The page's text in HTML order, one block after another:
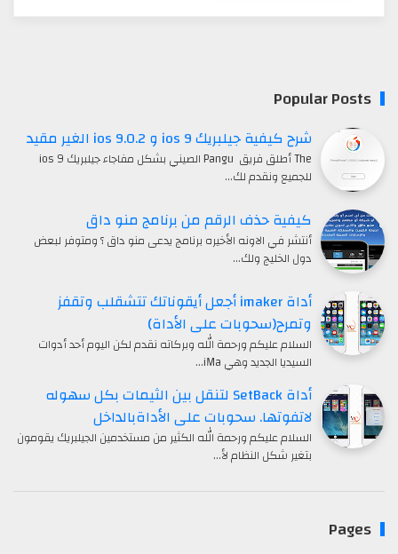
Popular Posts
شرح كيفية جيلبريك ios 9 و ios 9.0.2 الغير مقيد
The أطلق فريق Pangu الصيني بشكل مفاجاء جيلبريك ios 9
للجميع ونقدم لك…
كيفية حذف الرقم من برنامج منو داق
أنتشر في الاونه الأخيره برنامج يدعى منو داق ؟ ومتوفر لبعض
دول الخليج ولك…
أداة imaker أجعل أيقوناتك تتشقلب وتقفز
وتمرح(سحوبات على الأداة)
السلام عليكم ورحمة الله وبركاته نقدم لكن اليوم أحد أدوات
السيديا الجديد وهي iMa…
أداة SetBack لتنقل بين الثيمات بكل سهوله
لاتفوتها. سحوبات على الأداةبالداخل
السلام عليكم ورحمة الله الكثير من مستخدمين الجيلبريك يقومون
بتغير شكل النظام لأ…
Pages